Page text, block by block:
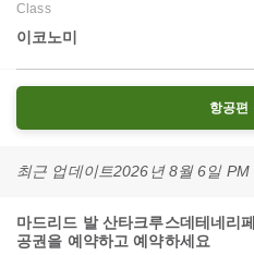
Class
이코노미
항공편
최근 업데이트2026년 8월 6일
마드리드 발 산타크루스데테네
공권을 예약하고 예약하세요